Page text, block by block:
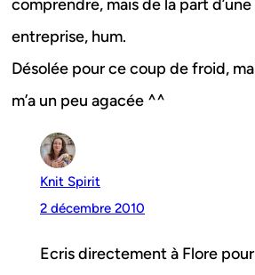
comprendre, mais de la part d’une
entreprise, hum.
Désolée pour ce coup de froid,
m’a un peu agacée ^^
Knit Spirit
2 décembre 2010
Ecris directement à Flore